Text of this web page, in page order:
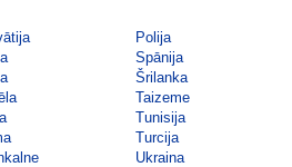
Polija
Spānija
Šrilanka
Taizeme
Tunisija
Turcija
Ukraina